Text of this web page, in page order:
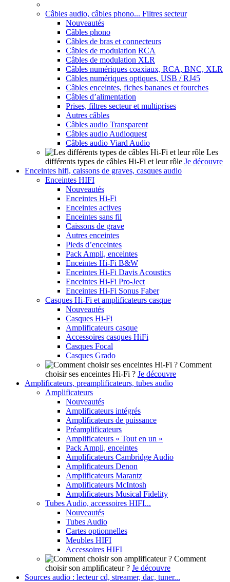
Câbles audio, câbles phono... Filtres secteur
Nouveautés
Câbles phono
Câbles de bras et connecteurs
Câbles de modulation RCA
Câbles de modulation XLR
Câbles numériques coaxiaux, RCA, BNC, XLR
Câbles numériques optiques, USB / RJ45
Câbles enceintes, fiches bananes et fourches
Câbles d’alimentation
Prises, filtres secteur et multiprises
Autres câbles
Câbles audio Transparent
Câbles audio Audioquest
Câbles audio Viard Audio
Les
différents types de câbles Hi-Fi et leur rôle Je découvre
Enceintes hifi, caissons de graves, casques audio
Enceintes HIFI
Nouveautés
Enceintes Hi-Fi
Enceintes actives
Enceintes sans fil
Caissons de grave
Autres enceintes
Pieds d’enceintes
Pack Ampli, enceintes
Enceintes Hi-Fi B&W
Enceintes Hi-Fi Davis Acoustics
Enceintes Hi-Fi Pro-Ject
Enceintes Hi-Fi Sonus Faber
Casques Hi-Fi et amplificateurs casque
Nouveautés
Casques Hi-Fi
Amplificateurs casque
Accessoires casques HiFi
Casques Focal
Casques Grado
Comment
choisir ses enceintes Hi-Fi ? Je découvre
Amplificateurs, preamplificateurs, tubes audio
Amplificateurs
Nouveautés
Amplificateurs intégrés
Amplificateurs de puissance
Préamplificateurs
Amplificateurs « Tout en un »
Pack Ampli, enceintes
Amplificateurs Cambridge Audio
Amplificateurs Denon
Amplificateurs Marantz
Amplificateurs McIntosh
Amplificateurs Musical Fidelity
Tubes Audio, accessoires HIFI...
Nouveautés
Tubes Audio
Cartes optionnelles
Meubles HIFI
Accessoires HIFI
Comment
choisir son amplificateur ? Je découvre
Sources audio : lecteur cd, streamer, dac, tuner...